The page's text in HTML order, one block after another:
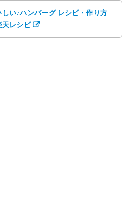
い♪ハンバーグ レシピ・作り方
天レシピ